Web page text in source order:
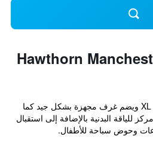
يقع الفندق بالقرب من XL Center ويضم غرف مجهزة بشكل جيد كما
للياقة البدنية بالإضافة إلى استقبال
وحوض سباحة للأطفال.